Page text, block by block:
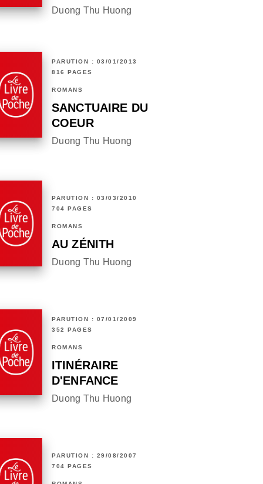
Duong Thu Huong
PARUTION : 03/01/2013
816 PAGES
ROMANS
SANCTUAIRE DU
COEUR
Duong Thu Huong
PARUTION : 03/03/2010
704 PAGES
ROMANS
AU ZÉNITH
Duong Thu Huong
PARUTION : 07/01/2009
352 PAGES
ROMANS
ITINÉRAIRE
D'ENFANCE
Duong Thu Huong
PARUTION : 29/08/2007
704 PAGES